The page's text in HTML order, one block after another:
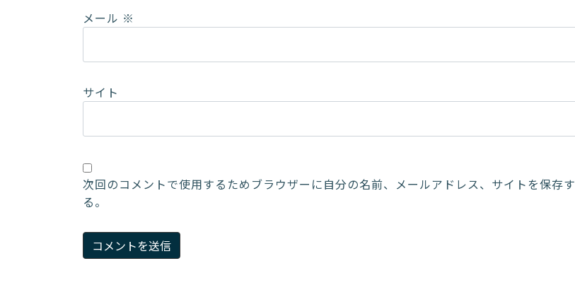
メール ※
サイト
次回のコメントで使用するためブラウザーに自分の名前、メールアドレス、サイトを保存す
る。